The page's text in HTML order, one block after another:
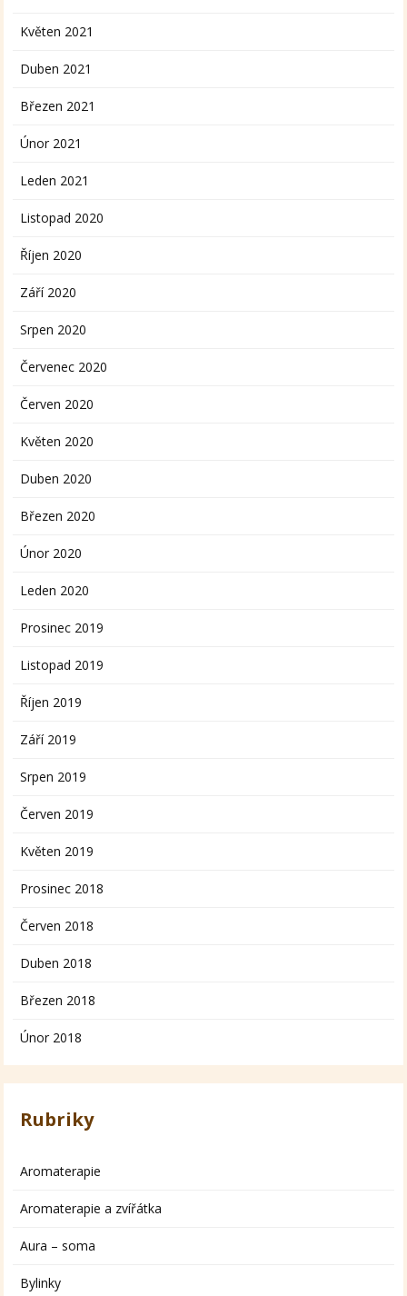
Květen 2021
Duben 2021
Březen 2021
Únor 2021
Leden 2021
Listopad 2020
Říjen 2020
Září 2020
Srpen 2020
Červenec 2020
Červen 2020
Květen 2020
Duben 2020
Březen 2020
Únor 2020
Leden 2020
Prosinec 2019
Listopad 2019
Říjen 2019
Září 2019
Srpen 2019
Červen 2019
Květen 2019
Prosinec 2018
Červen 2018
Duben 2018
Březen 2018
Únor 2018
Rubriky
Aromaterapie
Aromaterapie a zvířátka
Aura – soma
Bylinky